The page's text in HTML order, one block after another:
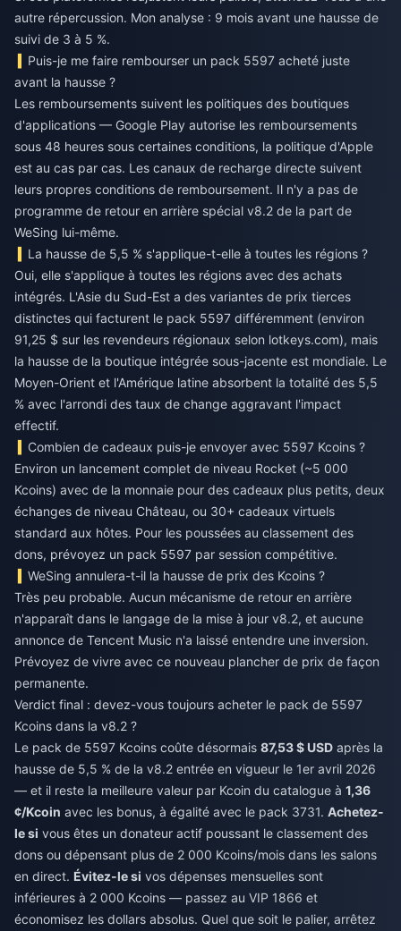
autre répercussion. Mon analyse : 9 mois avant une hausse de
suivi de 3 à 5 %.
Puis-je me faire rembourser un pack 5597 acheté juste
avant la hausse ?
Les remboursements suivent les politiques des boutiques
d'applications — Google Play autorise les remboursements
sous 48 heures sous certaines conditions, la politique d'Apple
est au cas par cas. Les canaux de recharge directe suivent
leurs propres conditions de remboursement. Il n'y a pas de
programme de retour en arrière spécial v8.2 de la part de
WeSing lui-même.
La hausse de 5,5 % s'applique-t-elle à toutes les régions ?
Oui, elle s'applique à toutes les régions avec des achats
intégrés. L'Asie du Sud-Est a des variantes de prix tierces
distinctes qui facturent le pack 5597 différemment (environ
91,25 $ sur les revendeurs régionaux selon lotkeys.com), mais
la hausse de la boutique intégrée sous-jacente est mondiale. Le
Moyen-Orient et l'Amérique latine absorbent la totalité des 5,5
% avec l'arrondi des taux de change aggravant l'impact
effectif.
Combien de cadeaux puis-je envoyer avec 5597 Kcoins ?
Environ un lancement complet de niveau Rocket (~5 000
Kcoins) avec de la monnaie pour des cadeaux plus petits, deux
échanges de niveau Château, ou 30+ cadeaux virtuels
standard aux hôtes. Pour les poussées au classement des
dons, prévoyez un pack 5597 par session compétitive.
WeSing annulera-t-il la hausse de prix des Kcoins ?
Très peu probable. Aucun mécanisme de retour en arrière
n'apparaît dans le langage de la mise à jour v8.2, et aucune
annonce de Tencent Music n'a laissé entendre une inversion.
Prévoyez de vivre avec ce nouveau plancher de prix de façon
permanente.
Verdict final : devez-vous toujours acheter le pack de 5597
Kcoins dans la v8.2 ?
Le pack de 5597 Kcoins coûte désormais 87,53 $ USD après la
hausse de 5,5 % de la v8.2 entrée en vigueur le 1er avril 2026
— et il reste la meilleure valeur par Kcoin du catalogue à 1,36
¢/Kcoin avec les bonus, à égalité avec le pack 3731. Achetez-
le si vous êtes un donateur actif poussant le classement des
dons ou dépensant plus de 2 000 Kcoins/mois dans les salons
en direct. Évitez-le si vos dépenses mensuelles sont
inférieures à 2 000 Kcoins — passez au VIP 1866 et
économisez les dollars absolus. Quel que soit le palier, arrêtez